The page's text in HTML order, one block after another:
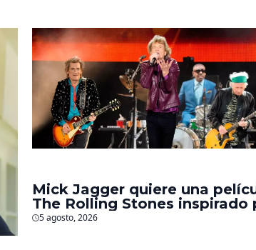
Mick Jagger quiere una
The Rolling Stones inspirado
los biopics de The Beatles
5 agosto, 2026